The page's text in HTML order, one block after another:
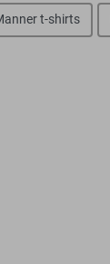
t-shirts